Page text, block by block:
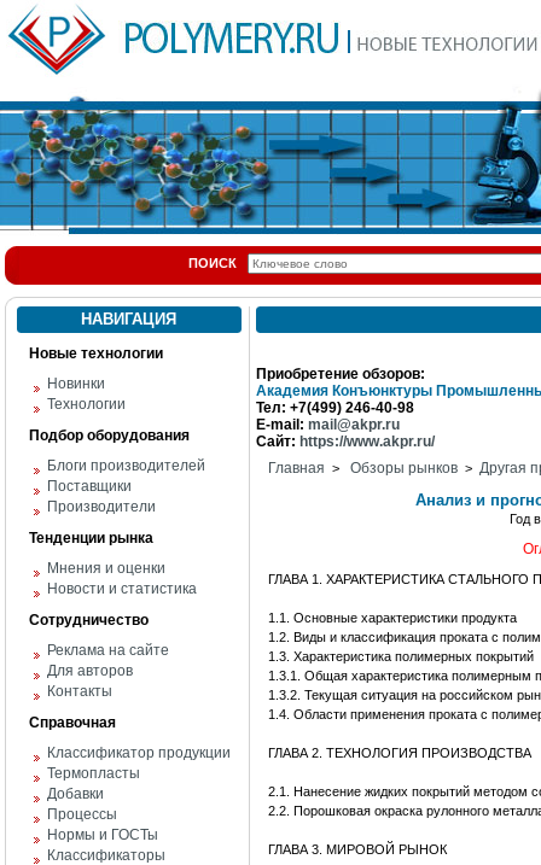
ПОИСК
НАВИГАЦИЯ
Новые технологии
Новинки
Технологии
Подбор оборудования
Блоги производителей
Поставщики
Производители
Тенденции рынка
Мнения и оценки
Новости и статистика
Сотрудничество
Реклама на сайте
Для авторов
Контакты
Справочная
Классификатор продукции
Термопласты
Добавки
Процессы
Нормы и ГОСТы
Классификаторы
Приобретение обзоров:
Академия Конъюнктуры
Тел: +7(499) 246-40-98
E-mail: mail@akpr.ru
Сайт: https://www.akpr.ru/
Главная > Обзоры рынков > Другая
Анализ и
Год
ГЛАВА 1. ХАРАКТЕРИСТИКА
1.1. Основные характеристики продукта
1.2. Виды и классификация проката с
1.3. Характеристика полимерных покрытий
1.3.1. Общая характеристика полимерным
1.3.2. Текущая ситуация на российском
1.4. Области применения проката с
ГЛАВА 2. ТЕХНОЛОГИЯ ПРОИЗВОДСТВА
2.1. Нанесение жидких покрытий методом
2.2. Порошковая окраска рулонного
ГЛАВА 3. МИРОВОЙ РЫНОК